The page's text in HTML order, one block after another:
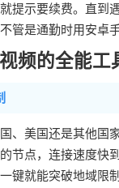
提示要续费。直到
管是通勤时用安卓
频的全能工
、美国还是其他国
节点，连接速度快
键就能突破地域限